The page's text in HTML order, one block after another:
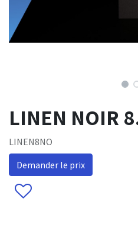
LINEN NOIR
LINEN8NO
Demander le prix